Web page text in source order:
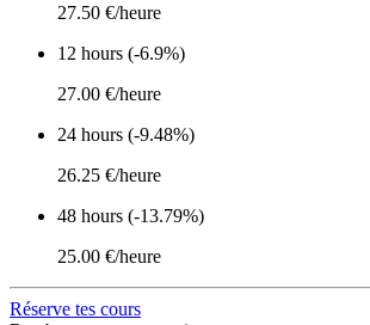
27.50 €/heure
12 hours (-6.9%)
27.00 €/heure
24 hours (-9.48%)
26.25 €/heure
48 hours (-13.79%)
25.00 €/heure
Réserve tes cours